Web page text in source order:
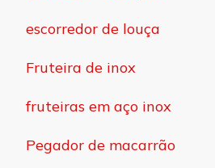
escorredor de louça
Fruteira de inox
fruteiras em aço inox
Pegador de macarrão